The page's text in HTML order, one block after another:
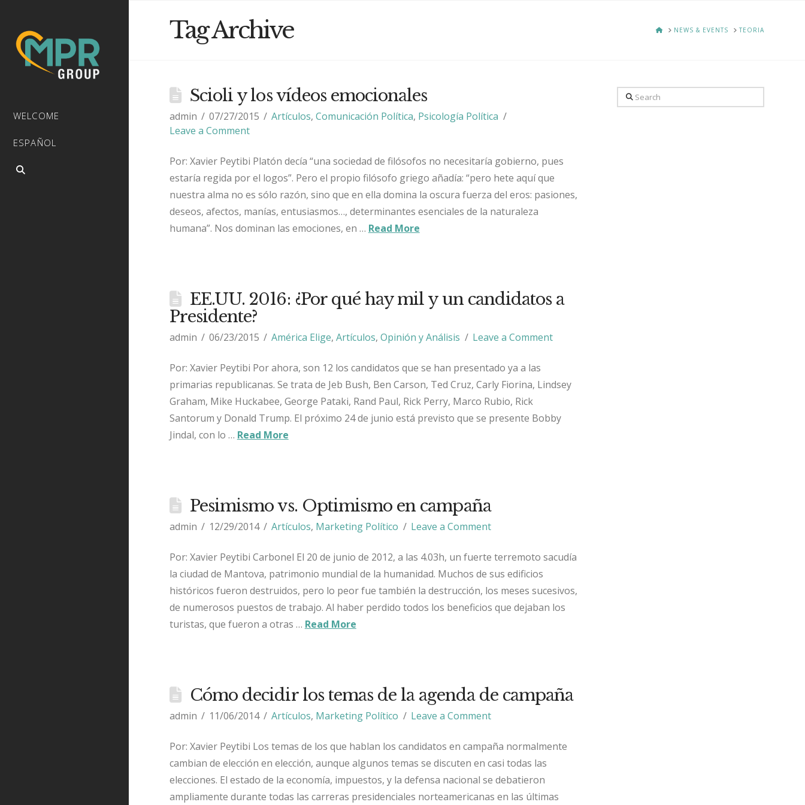
WELCOME
ESPAÑOL
Tag Archive HOMENEWS & EVENTS TEORIA
Scioli y los vídeos emocionales
admin 07/27/2015 Artículos,Comunicación Política, Psicología Política
Leave a Comment
Por: Xavier Peytibi Platón decía “una sociedad de filósofos no necesitaría gobierno, pues
estaría regida por el logos”. Pero el propio filósofo griego añadía: “pero hete aquí que
nuestra alma no es sólo razón, sino que en ella domina la oscura fuerza del eros: pasiones,
deseos, afectos, manías, entusiasmos…, determinantes esenciales de la naturaleza
humana”. Nos dominan las emociones, en … Read More
EE.UU. 2016: ¿Por qué hay mil y un candidatos a
Presidente?
admin 06/23/2015 América Elige,Artículos,Opinión y Análisis Leave a Comment
Por: Xavier Peytibi Por ahora, son 12 los candidatos que se han presentado ya a las
primarias republicanas. Se trata de Jeb Bush, Ben Carson, Ted Cruz, Carly Fiorina, Lindsey
Graham, Mike Huckabee, George Pataki, Rand Paul, Rick Perry, Marco Rubio, Rick
Santorum y Donald Trump. El próximo 24 de junio está previsto que se presente Bobby
Jindal, con lo … Read More
Pesimismo vs. Optimismo en campaña
admin 12/29/2014 Artículos, Marketing Político Leave a Comment
Por: Xavier Peytibi Carbonel El 20 de junio de 2012, a las 4.03h, un fuerte terremoto sacudía
la ciudad de Mantova, patrimonio mundial de la humanidad. Muchos de sus edificios
históricos fueron destruidos, pero lo peor fue también la destrucción, los meses sucesivos,
de numerosos puestos de trabajo. Al haber perdido todos los beneficios que dejaban los
turistas, que fueron a otras … Read More
Cómo decidir los temas de la agenda de campaña
admin 11/06/2014 Artículos, Marketing Político Leave a Comment
Por: Xavier Peytibi Los temas de los que hablan los candidatos en campaña normalmente
cambian de elección en elección, aunque algunos temas se discuten en casi todas las
elecciones. El estado de la economía, impuestos, y la defensa nacional se debatieron
ampliamente durante todas las carreras presidenciales norteamericanas en las últimas
Search